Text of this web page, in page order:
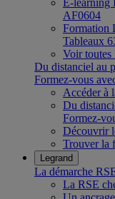
E-learning
AF0604
Formation
Tableaux
Voir toutes
Du distanciel au
Formez-vous
Accéder à
Du
Formez-
Découvrir
Trouver la
Legrand
La démarche
La RSE